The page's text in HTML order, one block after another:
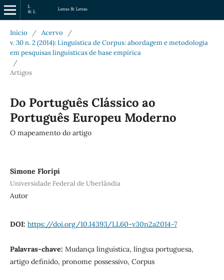
Início / Acervo
/
v. 30 n. 2 (2014): Linguística de Corpus: abordagem e metodologia
em pesquisas linguísticas de base empírica
/
Artigos
Do Português Clássico ao
Português Europeu Moderno
O mapeamento do artigo
Simone Floripi
Universidade Federal de Uberlândia
Autor
DOI: https://doi.org/10.14393/LL60-v30n2a2014-7
Palavras-chave: Mudança linguística, língua portuguesa,
artigo definido, pronome possessivo, Corpus